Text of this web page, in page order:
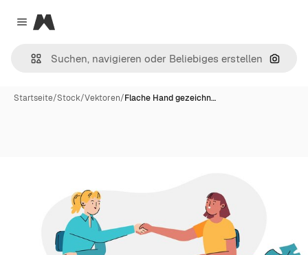
Close menu
Magnific
Nach
Startseite/Stock/Vektoren/Flache Hand gezeichn…